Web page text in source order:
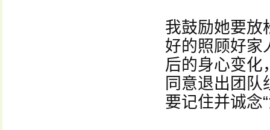
我鼓励她要放
好的照顾好家
后的身心变化
同意退出团
要记住并诚念